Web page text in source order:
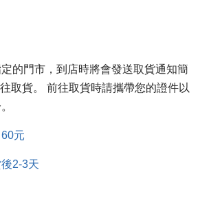
的門市，到店時將會發送取貨通知簡
取貨。 前往取貨時請攜帶您的證件以
元
後2-3天